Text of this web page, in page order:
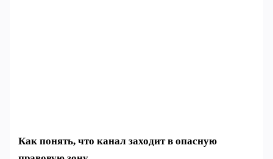
Как понять, что канал заходит в опасную